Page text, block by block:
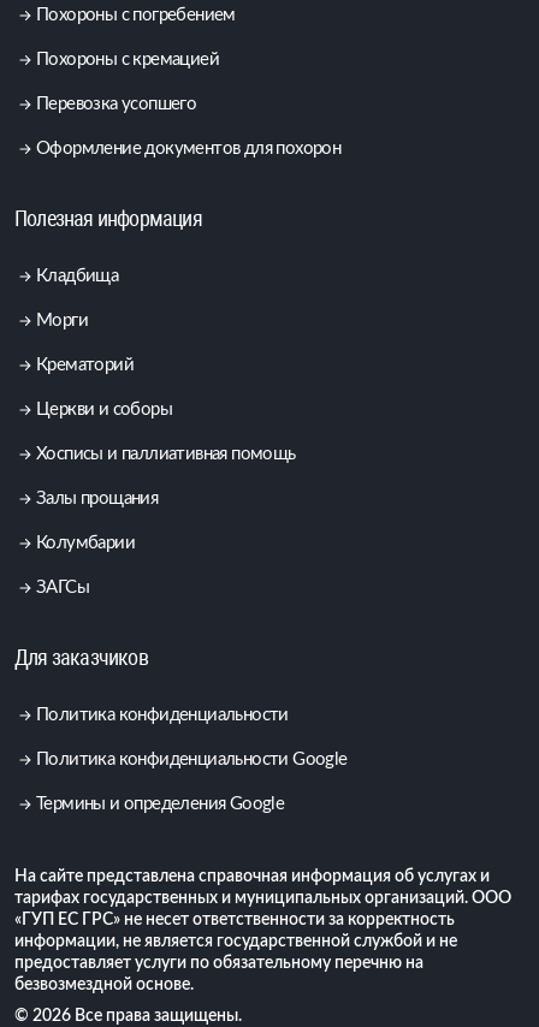
Похороны с погребением
Похороны с кремацией
Перевозка усопшего
Оформление документов для похорон
Полезная информация
Кладбища
Морги
Крематорий
Церкви и соборы
Хосписы и паллиативная помощь
Залы прощания
Колумбарии
ЗАГСы
Для заказчиков
Политика конфиденциальности
Политика конфиденциальности Google
Термины и определения Google
На сайте представлена справочная информация об услугах и
тарифах государственных и муниципальных организаций. ООО
«ГУП ЕС ГРС» не несет ответственности за корректность
информации, не является государственной службой и не
предоставляет услуги по обязательному перечню на
безвозмездной основе.
© 2026 Все права защищены.